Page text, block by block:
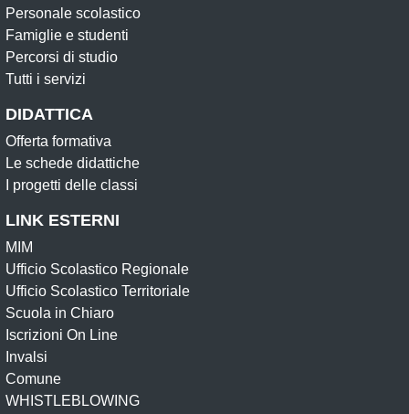
Personale scolastico
Famiglie e studenti
Percorsi di studio
Tutti i servizi
DIDATTICA
Offerta formativa
Le schede didattiche
I progetti delle classi
LINK ESTERNI
MIM
Ufficio Scolastico Regionale
Ufficio Scolastico Territoriale
Scuola in Chiaro
Iscrizioni On Line
Invalsi
Comune
WHISTLEBLOWING